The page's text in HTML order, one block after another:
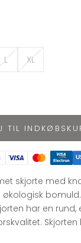
L XL
TIL
skjorte med
økologisk
har en rund,